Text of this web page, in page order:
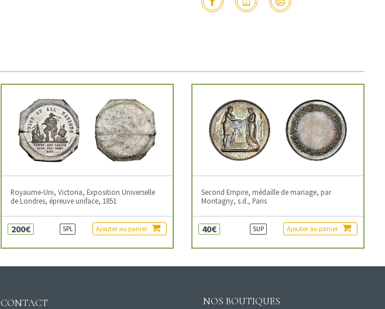
Royaume-Uni, Victoria, Exposition Universelle
de Londres, épreuve uniface, 1851
200€ SPL Ajouter au panier
Second Empire, médaille de mariage, par
Montagny, s.d., Paris
40€ SUP Ajouter au panier
CONTACT NOS BOUTIQUES